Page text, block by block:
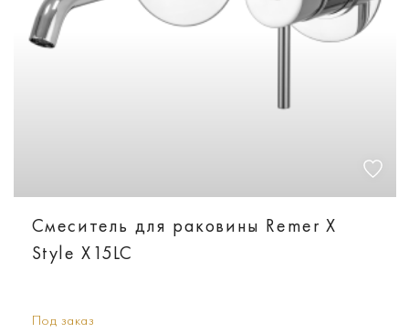
Смеситель для раковины Remer X
Style X15LC
Под заказ